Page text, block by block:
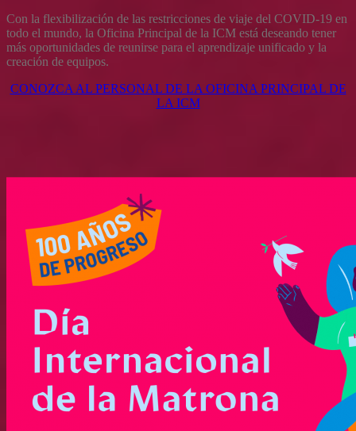
Con la flexibilización de las restricciones de viaje del COVID-19 en
todo el mundo, la Oficina Principal de la ICM está deseando tener
más oportunidades de reunirse para el aprendizaje unificado y la
creación de equipos.
CONOZCA AL PERSONAL DE LA OFICINA PRINCIPAL DE
LA ICM